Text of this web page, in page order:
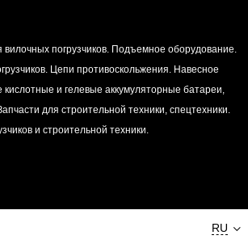
вилочных погрузчиков. Подъемное оборудование.
Цепи противоскольжения. Навесное
кислотные и гелевые аккумуляторные батареи,
для строительной техники, спецтехники.
и строительной техники.
RU